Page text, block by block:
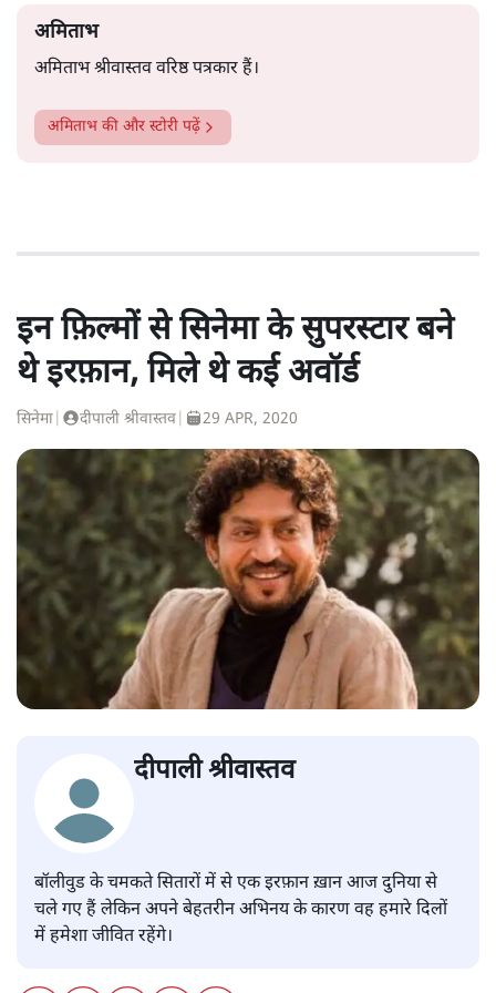
अमिताभ
अमिताभ श्रीवास्तव वरिष्ठ पत्रकार हैं।
अमिताभ की और स्टोरी पढ़ें
इन फ़िल्मों से सिनेमा के सुपरस्टार बने
थे इरफ़ान, मिले थे कई अवॉर्ड
सिनेमा दीपाली श्रीवास्तव 29 APR, 2020
दीपाली श्रीवास्तव
बॉलीवुड के चमकते सितारों में से एक इरफ़ान ख़ान आज दुनिया से
चले गए हैं लेकिन अपने बेहतरीन अभिनय के कारण वह हमारे दिलों
में हमेशा जीवित रहेंगे।